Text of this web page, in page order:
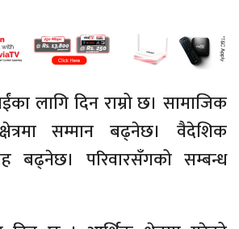
लागि दिन राम्रो छ। सामाजिक
सम्मान बढ्नेछ। वैदेशिक
बढ्नेछ। परिवारसँगको सम्बन्ध